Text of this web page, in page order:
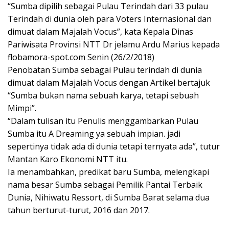
“Sumba dipilih sebagai Pulau Terindah dari 33 pulau
Terindah di dunia oleh para Voters Internasional dan
dimuat dalam Majalah Vocus”, kata Kepala Dinas
Pariwisata Provinsi NTT Dr jelamu Ardu Marius kepada
flobamora-spot.com Senin (26/2/2018)
Penobatan Sumba sebagai Pulau terindah di dunia
dimuat dalam Majalah Vocus dengan Artikel bertajuk
“Sumba bukan nama sebuah karya, tetapi sebuah
Mimpi”.
“Dalam tulisan itu Penulis menggambarkan Pulau
Sumba itu A Dreaming ya sebuah impian. jadi
sepertinya tidak ada di dunia tetapi ternyata ada”, tutur
Mantan Karo Ekonomi NTT itu.
Ia menambahkan, predikat baru Sumba, melengkapi
nama besar Sumba sebagai Pemilik Pantai Terbaik
Dunia, Nihiwatu Ressort, di Sumba Barat selama dua
tahun berturut-turut, 2016 dan 2017.